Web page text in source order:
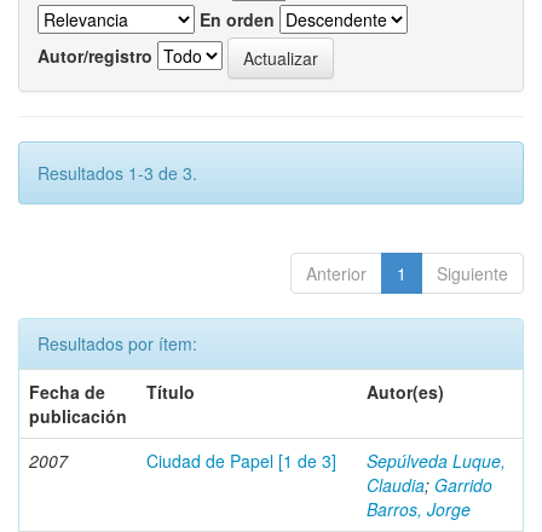
En orden
Autor/registro
Resultados 1-3 de 3.
Anterior 1 Siguiente
Resultados por ítem:
Fecha de
publicación
Título Autor(es)
2007 Ciudad de Papel [1 de 3]
Sepúlveda Luque,
Claudia; Garrido
Barros, Jorge